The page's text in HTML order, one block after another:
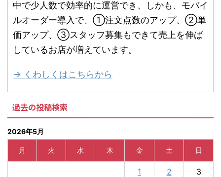
中で少人数で効率的に運営でき、しかも、モバイ
ルオーダー導入で、①注文点数のアップ、②単
価アップ、③スタッフ募集もできて売上を伸ば
しているお店が増えています。
→ くわしくはこちらから
過去の投稿検索
2026年5月
月 火 水 木 金 土 日
1 2 3